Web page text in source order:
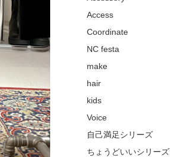
Access
Coordinate
NC festa
make
hair
kids
Voice
自己満足シリーズ
ちょうどいいシリーズ